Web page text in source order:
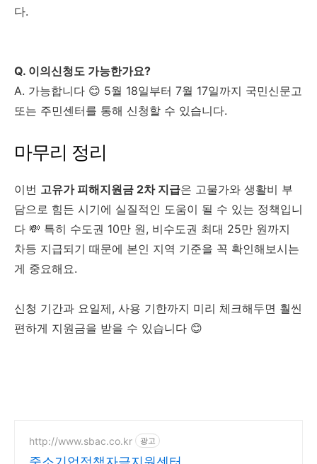
다.
Q. 이의신청도 가능한가요?
A. 가능합니다 😊 5월 18일부터 7월 17일까지 국민신문고
또는 주민센터를 통해 신청할 수 있습니다.
마무리 정리
이번 고유가 피해지원금 2차 지급은 고물가와 생활비 부
담으로 힘든 시기에 실질적인 도움이 될 수 있는 정책입니
다 💸 특히 수도권 10만 원, 비수도권 최대 25만 원까지
차등 지급되기 때문에 본인 지역 기준을 꼭 확인해보시는
게 중요해요.
신청 기간과 요일제, 사용 기한까지 미리 체크해두면 훨씬
편하게 지원금을 받을 수 있습니다 😊
http://www.sbac.co.kr 광고